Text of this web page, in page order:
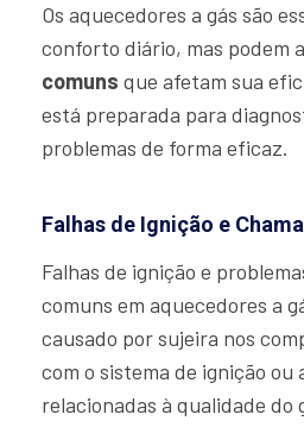
Os aquecedores a gás são
conforto diário, mas podem
comuns que afetam sua
está preparada para
problemas de forma eficaz.
Falhas de Ignição e Chama
Falhas de ignição e
comuns em aquecedores a
causado por sujeira nos
com o sistema de ignição ou
relacionadas à qualidade do